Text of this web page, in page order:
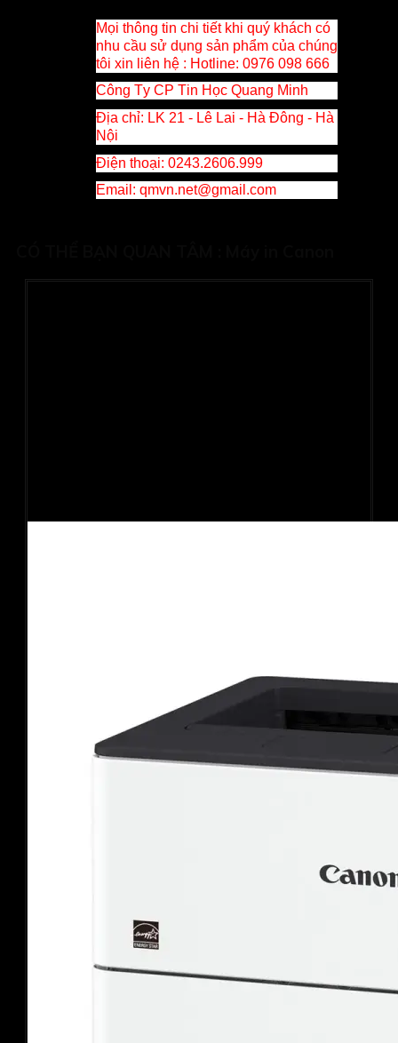
Mọi thông tin chi tiết khi quý khách có
nhu cầu sử dụng sản phẩm của chúng
tôi xin liên hệ : Hotline: 0976 098 666
Công Ty CP Tin Học Quang Minh
Địa chỉ: LK 21 - Lê Lai - Hà Đông - Hà
Nội
Điện thoại: 0243.2606.999
Email : qmvn.net@gmail.com